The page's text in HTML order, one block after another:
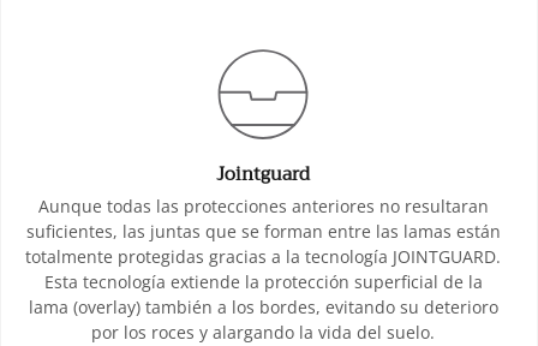
Jointguard
Aunque todas las protecciones anteriores no resultaran
suficientes, las juntas que se forman entre las lamas están
totalmente protegidas gracias a la tecnología JOINTGUARD.
Esta tecnología extiende la protección superficial de la
lama (overlay) también a los bordes, evitando su deterioro
por los roces y alargando la vida del suelo.